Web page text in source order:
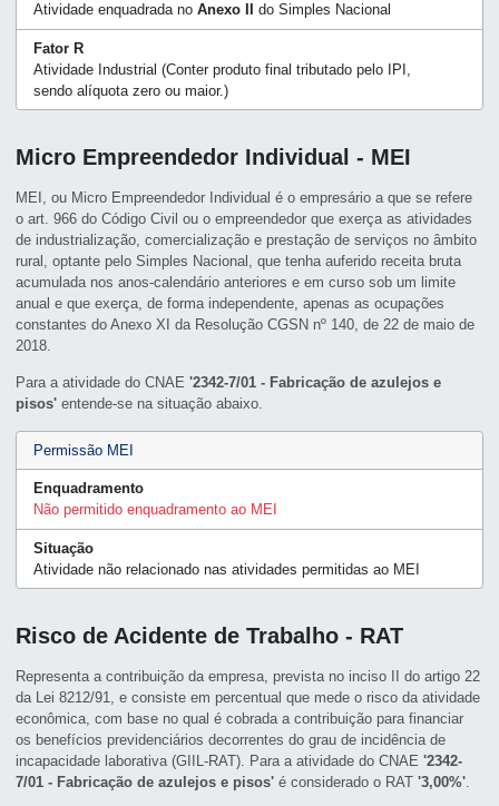
Atividade enquadrada no Anexo II do Simples Nacional
Fator R
Atividade Industrial (Conter produto final tributado pelo IPI,
sendo alíquota zero ou maior.)
Micro Empreendedor Individual - MEI
MEI, ou Micro Empreendedor Individual é o empresário a que se refere
o art. 966 do Código Civil ou o empreendedor que exerça as atividades
de industrialização, comercialização e prestação de serviços no âmbito
rural, optante pelo Simples Nacional, que tenha auferido receita bruta
acumulada nos anos-calendário anteriores e em curso sob um limite
anual e que exerça, de forma independente, apenas as ocupações
constantes do Anexo XI da Resolução CGSN nº 140, de 22 de maio de
2018.
Para a atividade do CNAE'2342-7/01 - Fabricação de azulejos e
pisos' entende-se na situação abaixo.
Permissão MEI
Enquadramento
Não permitido enquadramento ao MEI
Situação
Atividade não relacionado nas atividades permitidas ao MEI
Risco de Acidente de Trabalho - RAT
Representa a contribuição da empresa, prevista no inciso II do artigo 22
da Lei 8212/91, e consiste em percentual que mede o risco da atividade
econômica, com base no qual é cobrada a contribuição para financiar
os benefícios previdenciários decorrentes do grau de incidência de
incapacidade laborativa (GIIL-RAT). Para a atividade do CNAE'2342-
7/01 - Fabricação de azulejos e pisos' é considerado o RAT'3,00%'.